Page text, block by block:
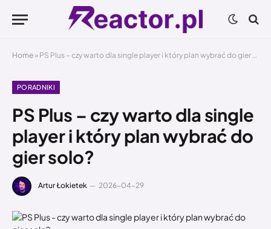
Home » PS Plus – czy warto dla single player i który plan wybrać do gier solo?
PORADNIKI
PS Plus – czy warto dla single
player i który plan wybrać do
gier solo?
Artur Łokietek 2026-04-29